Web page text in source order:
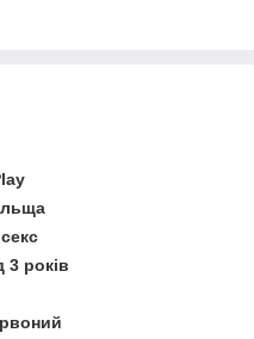
3 років